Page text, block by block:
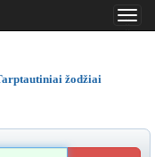
..
..
žodžiai